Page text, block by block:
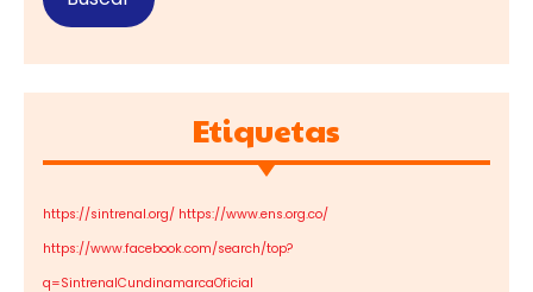
Etiquetas
https://sintrenal.org/ https://www.ens.org.co/
https://www.facebook.com/search/top?
q=SintrenalCundinamarcaOficial